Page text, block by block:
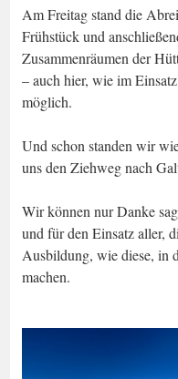
Am Freitag stand die
Frühstück und
Zusammenräumen der
– auch hier, wie im
möglich.
Und schon standen wir
uns den Ziehweg nach
Wir können nur Danke
und für den Einsatz aller,
Ausbildung, wie diese, in
machen.